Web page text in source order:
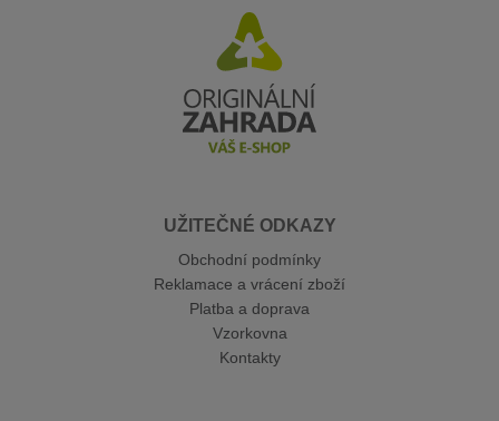
UŽITEČNÉ ODKAZY
Obchodní podmínky
Reklamace a vrácení zboží
Platba a doprava
Vzorkovna
Kontakty